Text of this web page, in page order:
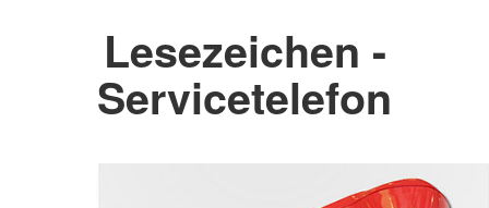
Lesezeichen -
Servicetelefon